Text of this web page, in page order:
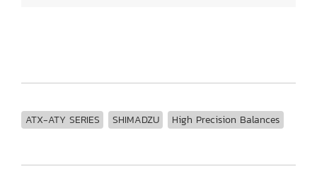
ATX-ATY SERIES SHIMADZU High Precision Balances